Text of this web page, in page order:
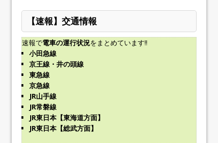
【速報】交通情報
速報で電車の運行状況をまとめています!!
小田急線
京王線・井の頭線
東急線
京急線
JR山手線
JR常磐線
JR東日本【東海道方面】
JR東日本【総武方面】